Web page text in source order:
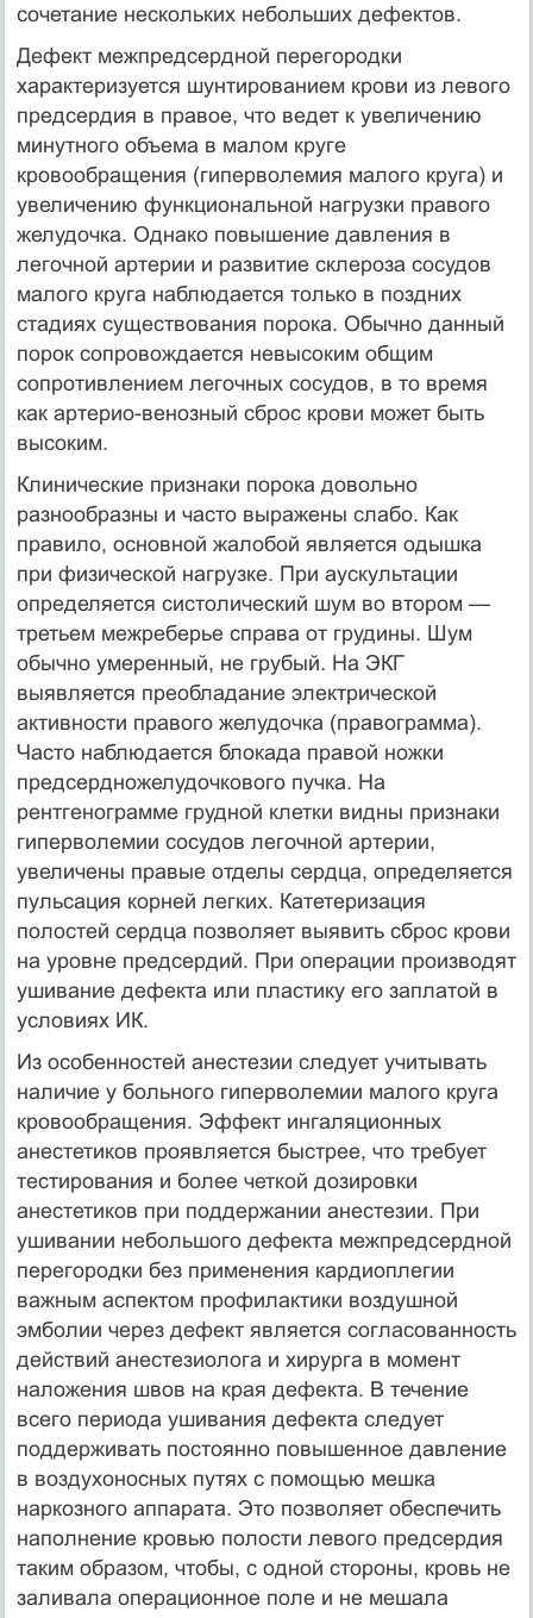
сочетание нескольких небольших дефектов.
Дефект межпредсердной перегородки
характеризуется шунтированием крови из левого
предсердия в правое, что ведет к увеличению
минутного объема в малом круге
кровообращения (гиперволемия малого круга) и
увеличению функциональной нагрузки правого
желудочка. Однако повышение давления в
легочной артерии и развитие склероза сосудов
малого круга наблюдается только в поздних
стадиях существования порока. Обычно данный
порок сопровождается невысоким общим
сопротивлением легочных сосудов, в то время
как артерио-венозный сброс крови может быть
высоким.
Клинические признаки порока довольно
разнообразны и часто выражены слабо. Как
правило, основной жалобой является одышка
при физической нагрузке. При аускультации
определяется систолический шум во втором —
третьем межреберье справа от грудины. Шум
обычно умеренный, не грубый. На ЭКГ
выявляется преобладание электрической
активности правого желудочка (правограмма).
Часто наблюдается блокада правой ножки
предсердножелудочкового пучка. На
рентгенограмме грудной клетки видны признаки
гиперволемии сосудов легочной артерии,
увеличены правые отделы сердца, определяется
пульсация корней легких. Катетеризация
полостей сердца позволяет выявить сброс крови
на уровне предсердий. При операции производят
ушивание дефекта или пластику его заплатой в
условиях ИК.
Из особенностей анестезии следует учитывать
наличие у больного гиперволемии малого круга
кровообращения. Эффект ингаляционных
анестетиков проявляется быстрее, что требует
тестирования и более четкой дозировки
анестетиков при поддержании анестезии. При
ушивании небольшого дефекта межпредсердной
перегородки без применения кардиоплегии
важным аспектом профилактики воздушной
эмболии через дефект является согласованность
действий анестезиолога и хирурга в момент
наложения швов на края дефекта. В течение
всего периода ушивания дефекта следует
поддерживать постоянно повышенное давление
в воздухоносных путях с помощью мешка
наркозного аппарата. Это позволяет обеспечить
наполнение кровью полости левого предсердия
таким образом, чтобы, с одной стороны, кровь не
заливала операционное поле и не мешала